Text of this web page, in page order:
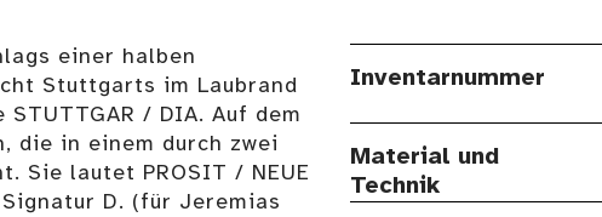
einer halben
Stuttgarts im Laubrand
/ DIA. Auf dem
die in einem durch zwei
Sie lautet PROSIT / NEUE
D. (für Jeremias
Inventarnummer
Material und
Technik